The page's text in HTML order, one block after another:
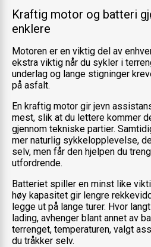
Kraftig motor og batteri
enklere
Motoren er en viktig del av
ekstra viktig når du sykler i
underlag og lange stigninger
på asfalt.
En kraftig motor gir jevn
mest, slik at du lettere kommer
gjennom tekniske partier.
mer naturlig sykkelopplevelse,
selv, men får den hjelpen du
utfordrende.
Batteriet spiller en minst like
høy kapasitet gir lengre
legge ut på lange turer. Hvor
lading, avhenger blant annet av
terrenget, temperaturen, valgt
du tråkker selv.